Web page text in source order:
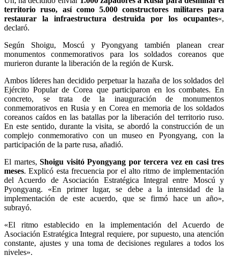
territorio ruso, así como 5.000 constructores militares para
restaurar la infraestructura destruida por los ocupantes«,
declaró.
Según Shoigu, Moscú y Pyongyang también planean crear
monumentos conmemorativos para los soldados coreanos que
murieron durante la liberación de la región de Kursk.
Ambos líderes han decidido perpetuar la hazaña de los soldados del
Ejército Popular de Corea que participaron en los combates. En
concreto, se trata de la inauguración de monumentos
conmemorativos en Rusia y en Corea en memoria de los soldados
coreanos caídos en las batallas por la liberación del territorio ruso.
En este sentido, durante la visita, se abordó la construcción de un
complejo conmemorativo con un museo en Pyongyang, con la
participación de la parte rusa, añadió.
El martes, Shoigu visitó Pyongyang por tercera vez en casi tres
meses. Explicó esta frecuencia por el alto ritmo de implementación
del Acuerdo de Asociación Estratégica Integral entre Moscú y
Pyongyang. «En primer lugar, se debe a la intensidad de la
implementación de este acuerdo, que se firmó hace un año»,
subrayó.
«El ritmo establecido en la implementación del Acuerdo de
Asociación Estratégica Integral requiere, por supuesto, una atención
constante, ajustes y una toma de decisiones regulares a todos los
niveles».